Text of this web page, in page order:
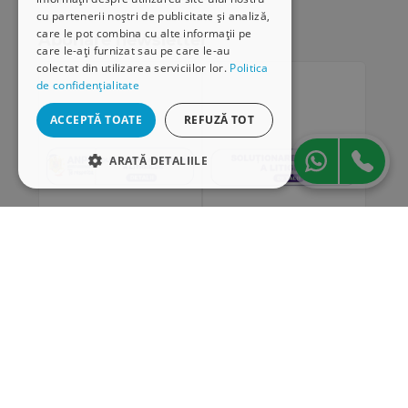
cu partenerii noștri de publicitate și analiză,
care le pot combina cu alte informații pe
care le-ați furnizat sau pe care le-au
colectat din utilizarea serviciilor lor. Politica
de confidențialitate
ACCEPTĂ TOATE REFUZĂ TOT
ARATĂ DETALIILE
Abonare newsletter